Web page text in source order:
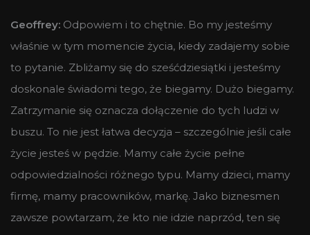
Geoffrey: Odpowiem i to chętnie. Bo my jesteśmy
właśnie w tym momencie życia, kiedy zadajemy sobie
to pytanie. Zbliżamy się do sześćdziesiątki i jesteśmy
doskonale świadomi tego, że biegamy. Dużo biegamy.
Zatrzymanie się oznacza dołączenie do tych ludzi w
buszu. To nie jest łatwa decyzja – szczególnie jeśli całe
życie jesteś w pędzie. Mamy całe życie pełne
odpowiedzialności różnego typu. Mamy dzieci, mamy
firmę, mamy pracowników, markę. Jako biznesmen
zawsze powtarzam, że kto nie idzie naprzód, ten się